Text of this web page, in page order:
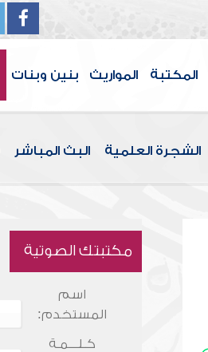
المكتبة المواريث بنين وبنات
الشجرة العلمية البث المباشر
مكتبتك الصوتية
اسم
المستخدم:
كـلـــمـة